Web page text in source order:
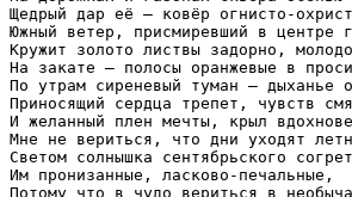
Щедрый дар её – ковёр огнисто-
Южный ветер, присмиревший в центре
Кружит золото листвы задорно,
На закате – полосы оранжевые в
По утрам сиреневый туман – дыханье
Приносящий сердца трепет, чувств
И желанный плен мечты, крыл
Мне не вериться, что дни уходят
Светом солнышка сентябрьского
Им пронизанные, ласково-печальные,